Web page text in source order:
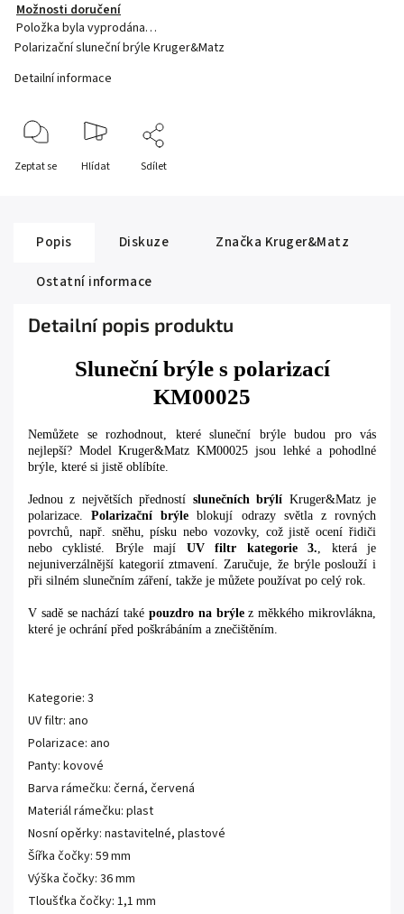
Možnosti doručení
Položka byla vyprodána…
Polarizační sluneční brýle Kruger&Matz
Detailní informace
Zeptat se Hlídat Sdílet
Popis Diskuze Značka Kruger&Matz
Ostatní informace
Detailní popis produktu
Sluneční brýle s polarizací
KM00025
Nemůžete se rozhodnout, které sluneční brýle budou pro vás
nejlepší? Model Kruger&Matz KM00025 jsou lehké a pohodlné
brýle, které si jistě oblíbíte.
Jednou z největších předností slunečních brýlí Kruger&Matz je
polarizace.Polarizační brýle blokují odrazy světla z rovných
povrchů, např. sněhu, písku nebo vozovky, což jistě ocení řidiči
nebo cyklisté. Brýle mají UV filtr kategorie 3., která je
nejuniverzálnější kategorií ztmavení. Zaručuje, že brýle poslouží i
při silném slunečním záření, takže je můžete používat po celý rok.
V sadě se nachází také pouzdro na brýlez měkkého mikrovlákna,
které je ochrání před poškrábáním a znečištěním.
Kategorie: 3
UV filtr: ano
Polarizace: ano
Panty: kovové
Barva rámečku: černá, červená
Materiál rámečku: plast
Nosní opěrky: nastavitelné, plastové
Šířka čočky: 59 mm
Výška čočky: 36 mm
Tloušťka čočky: 1,1 mm